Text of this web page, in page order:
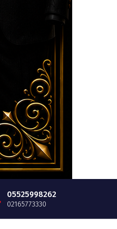
05525998262
02165773330